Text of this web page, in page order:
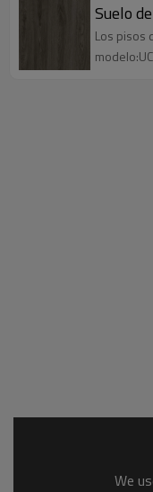
Suelo
Los pisos
We